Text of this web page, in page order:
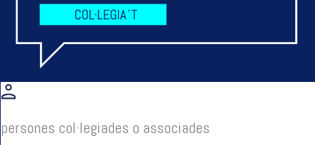
persones col·legiades o associades